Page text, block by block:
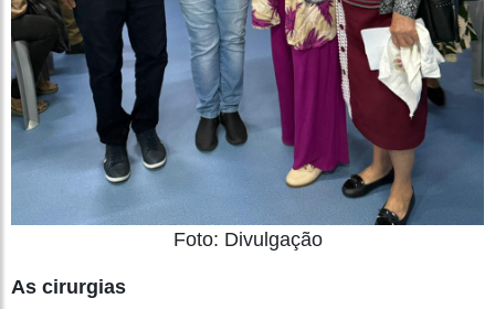
Foto: Divulgação
As cirurgias